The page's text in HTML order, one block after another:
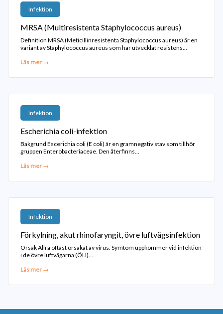
Infektion
MRSA (Multiresistenta Staphylococcus aureus)
Definition MRSA (Meticillinresistenta Staphylococcus aureus) är en
variant av Staphylococcus aureus som har utvecklat resistens...
Läs mer →
Infektion
Escherichia coli-infektion
Bakgrund Escerichia coli (E coli) är en gramnegativ stav som tillhör
gruppen Enterobacteriaceae. Den återfinns...
Läs mer →
Infektion
Förkylning, akut rhinofaryngit, övre luftvägsinfektion
Orsak Allra oftast orsakat av virus. Symtom uppkommer vid infektion
i de övre luftvägarna (ÖLI)...
Läs mer →